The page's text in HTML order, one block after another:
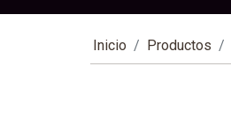
Inicio Productos